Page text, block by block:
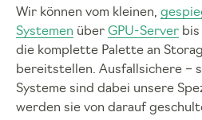
Wir können vom kleinen,
Systemen über GPU-Server bis
die komplette Palette an
bereitstellen. Ausfallsichere –
Systeme sind dabei unsere
werden sie von darauf